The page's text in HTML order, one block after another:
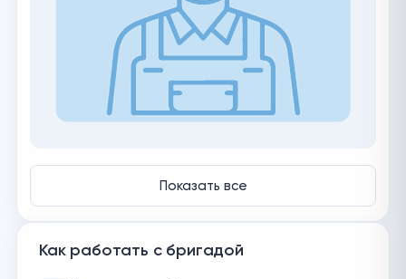
Показать все
Как работать с бригадой